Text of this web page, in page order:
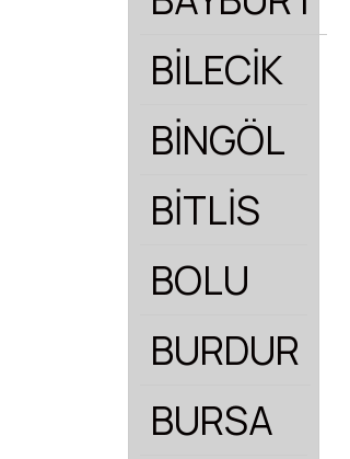
BİLECİK
BİNGÖL
BİTLİS
BOLU
BURDUR
BURSA